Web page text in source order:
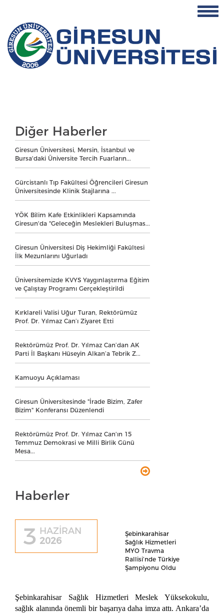
Diğer Haberler
Giresun Üniversitesi, Mersin, İstanbul ve
Bursa'daki Üniversite Tercih Fuarların...
Gürcistanlı Tıp Fakültesi Öğrencileri Giresun
Üniversitesinde Klinik Stajlarına ...
YÖK Bilim Kafe Etkinlikleri Kapsamında
Giresun'da "Geleceğin Meslekleri Buluşmas...
Giresun Üniversitesi Diş Hekimliği Fakültesi
İlk Mezunlarını Uğurladı
Üniversitemizde KVYS Yaygınlaştırma Eğitim
ve Çalıştay Programı Gerçekleştirildi
Kırklareli Valisi Uğur Turan, Rektörümüz
Prof. Dr. Yılmaz Can’ı Ziyaret Etti
Rektörümüz Prof. Dr. Yılmaz Can’dan AK
Parti İl Başkanı Hüseyin Alkan’a Tebrik Z...
Kamuoyu Açıklaması
Giresun Üniversitesinde "İrade Bizim, Zafer
Bizim" Konferansı Düzenlendi
Rektörümüz Prof. Dr. Yılmaz Can'ın 15
Temmuz Demokrasi ve Milli Birlik Günü
Mesa...
Haberler
3 HAZİRAN
2026
Şebinkarahisar
Sağlık Hizmetleri
MYO Travma
Rallisi’nde Türkiye
Şampiyonu Oldu
Şebinkarahisar Sağlık Hizmetleri Meslek Yüksekokulu,
sağlık alanında önemli bir başarıya daha imza attı. Ankara’da